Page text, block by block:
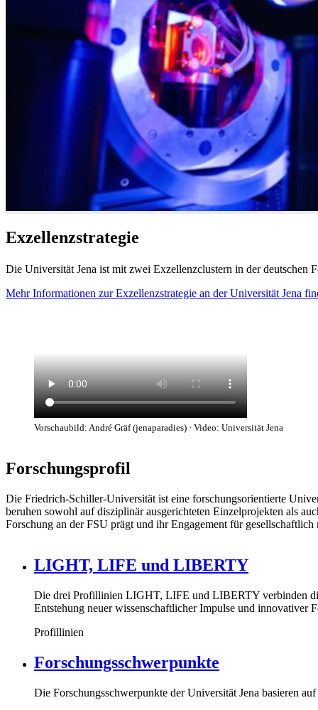
Exzellenzstrategie
Die Universität Jena ist mit zwei Exzellenzclustern in der deutschen
Mehr Informationen zur Exzellenzstrategie an der Universität Jena
Vorschaubild: André Gräf (jenaparadies) · Video: Universität Jena
Forschungsprofil
Die Friedrich-Schiller-Universität ist eine forschungsorientierte
beruhen sowohl auf disziplinär ausgerichteten Einzelprojekten als
Forschung an der FSU prägt und ihr Engagement für
LIGHT, LIFE und LIBERTY
Die drei Profillinien LIGHT, LIFE und LIBERTY verbinden
Entstehung neuer wissenschaftlicher Impulse und innovativer
Profillinien
Forschungsschwerpunkte
Die Forschungsschwerpunkte der Universität Jena basieren